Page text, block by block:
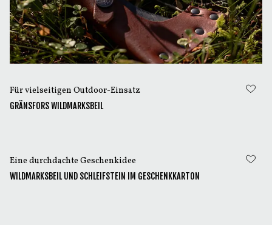
Für vielseitigen Outdoor-Einsatz
GRÄNSFORS WILDMARKSBEIL
Eine durchdachte Geschenkidee
WILDMARKSBEIL UND SCHLEIFSTEIN IM GESCHENKKARTON